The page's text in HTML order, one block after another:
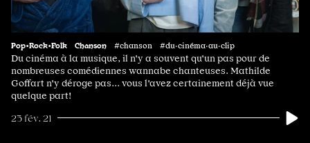
Pop•Rock•Folk Chanson #chanson #du·cinéma·au·clip
Du cinéma à la musique, il n'y a souvent qu'un pas pour de
nombreuses comédiennes wannabe chanteuses. Mathilde
Goffart n'y déroge pas... vous l'avez certainement déjà vue
quelque part!
23 fév. 21